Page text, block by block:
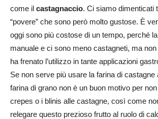
come il castagnaccio. Ci siamo dimenticati
“povere” che sono però molto gustose. È
oggi sono più costose di un tempo, perché
manuale e ci sono meno castagneti, ma
ha frenato l’utilizzo in tante applicazioni
Se non serve più usare la farina di castagne
farina di grano non è un buon motivo per
crepes o i blinis alle castagne, così come
relegare questo prezioso frutto al ruolo di